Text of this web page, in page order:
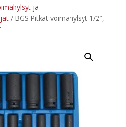
ja
/ BGS Pitkät voimahylsyt 1/2″,